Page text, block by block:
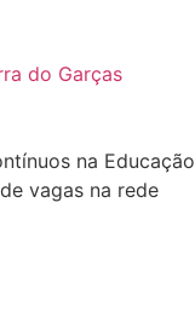
na Educação
vagas na rede